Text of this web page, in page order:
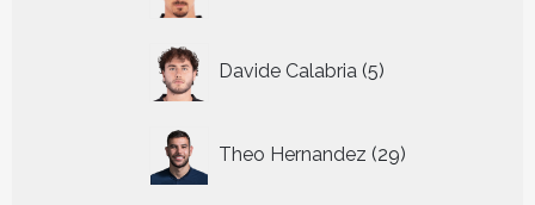
Davide Calabria 5
producten
Theo Hernandez 29
producten